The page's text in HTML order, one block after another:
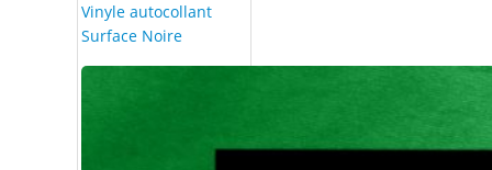
Vinyle autocollant
Surface Noire